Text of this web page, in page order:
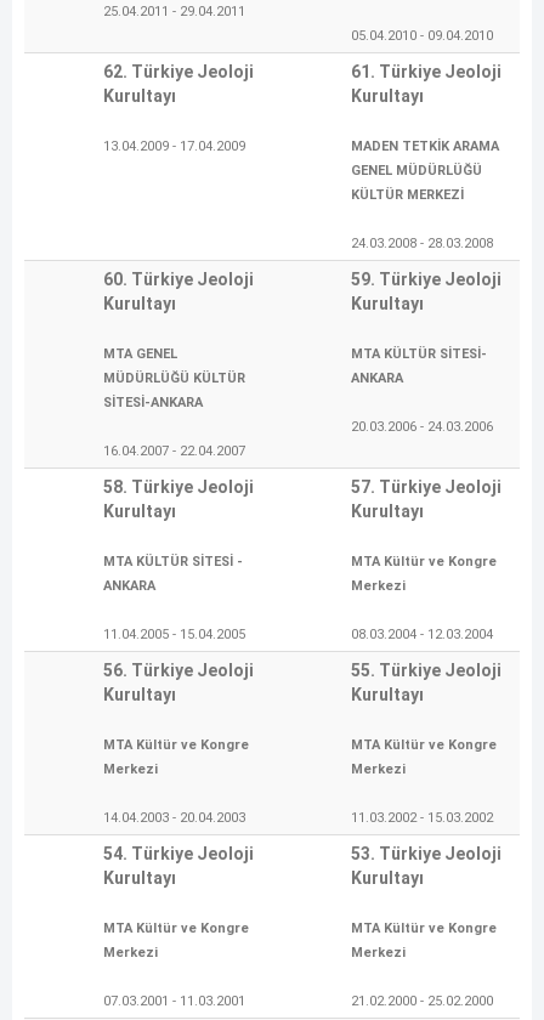
25.04.2011 - 29.04.2011
05.04.2010 - 09.04.2010
62. Türkiye Jeoloji
Kurultayı
13.04.2009 - 17.04.2009
61. Türkiye Jeoloji
Kurultayı
MADEN TETKİK ARAMA
GENEL MÜDÜRLÜĞÜ
KÜLTÜR MERKEZİ
24.03.2008 - 28.03.2008
60. Türkiye Jeoloji
Kurultayı
MTA GENEL
MÜDÜRLÜĞÜ KÜLTÜR
SİTESİ-ANKARA
16.04.2007 - 22.04.2007
59. Türkiye Jeoloji
Kurultayı
MTA KÜLTÜR SİTESİ-
ANKARA
20.03.2006 - 24.03.2006
58. Türkiye Jeoloji
Kurultayı
MTA KÜLTÜR SİTESİ -
ANKARA
11.04.2005 - 15.04.2005
57. Türkiye Jeoloji
Kurultayı
MTA Kültür ve Kongre
Merkezi
08.03.2004 - 12.03.2004
56. Türkiye Jeoloji
Kurultayı
MTA Kültür ve Kongre
Merkezi
14.04.2003 - 20.04.2003
55. Türkiye Jeoloji
Kurultayı
MTA Kültür ve Kongre
Merkezi
11.03.2002 - 15.03.2002
54. Türkiye Jeoloji
Kurultayı
MTA Kültür ve Kongre
Merkezi
07.03.2001 - 11.03.2001
53. Türkiye Jeoloji
Kurultayı
MTA Kültür ve Kongre
Merkezi
21.02.2000 - 25.02.2000